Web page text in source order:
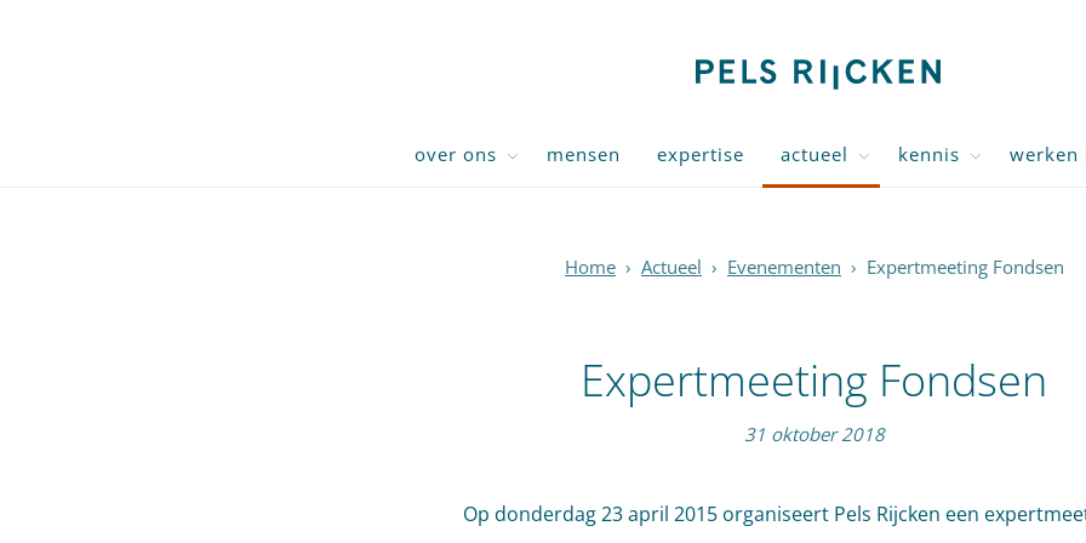
over ons mensen expertise actueel kennis werken
Home › Actueel › Evenementen › Expertmeeting Fondsen
Expertmeeting Fondsen
31 oktober 2018
Op donderdag 23 april 2015 organiseert Pels Rijcken een